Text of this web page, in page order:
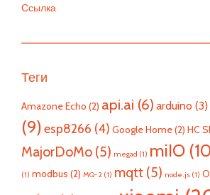
Ссылка
Теги
Amazone Echo (2) api.ai (6) arduino (3)
(9)esp8266 (4) Google Home(2) HC
MajorDoMo (5) megad (1) miIO
(1) modbus (2) MQ-2 (1) mqtt (5) node.js (1)